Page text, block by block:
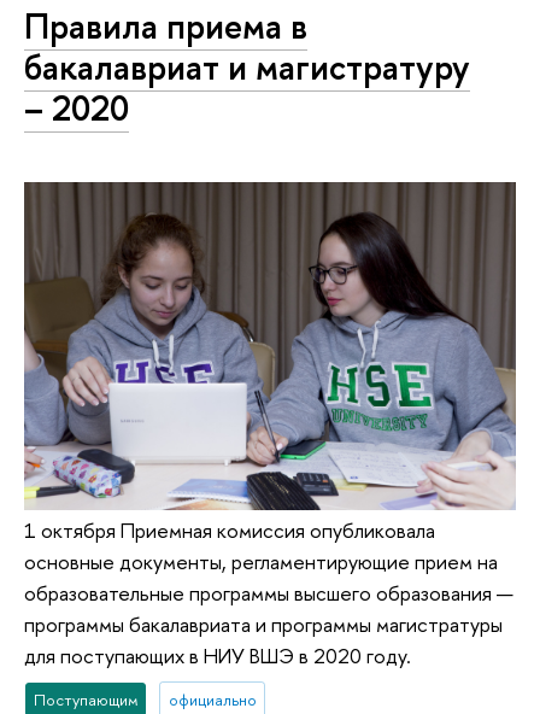
Правила приема в
бакалавриат и магистратуру
– 2020
1 октября Приемная комиссия опубликовала
основные документы, регламентирующие прием на
образовательные программы высшего образования —
программы бакалавриата и программы магистратуры
для поступающих в НИУ ВШЭ в 2020 году.
Поступающим официально